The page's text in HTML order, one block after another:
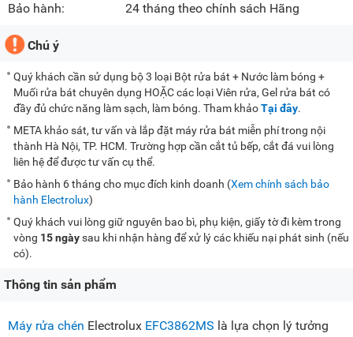
Bảo hành: 24 tháng theo chính sách Hãng
Chú ý
Quý khách cần sử dụng bộ 3 loại Bột rửa bát + Nước làm bóng +
Muối rửa bát chuyên dụng HOẶC các loại Viên rửa, Gel rửa bát có
đầy đủ chức năng làm sạch, làm bóng. Tham khảoTại đây.
META khảo sát, tư vấn và lắp đặt máy rửa bát miễn phí trong nội
thành Hà Nội, TP. HCM. Trường hợp cần cắt tủ bếp, cắt đá vui lòng
liên hệ để được tư vấn cụ thể.
Bảo hành 6 tháng cho mục đích kinh doanh (Xem chính sách bảo
hành Electrolux)
Quý khách vui lòng giữ nguyên bao bì, phụ kiện, giấy tờ đi kèm trong
vòng 15 ngàysau khi nhận hàng để xử lý các khiếu nại phát sinh (nếu
có).
Thông tin sản phẩm
Máy rửa chén Electrolux EFC3862MS là lựa chọn lý tưởng